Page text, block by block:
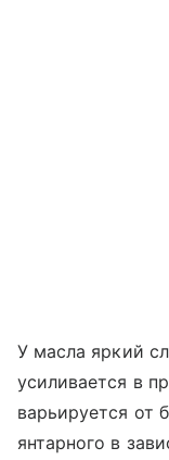
У масла яркий
усиливается в
варьируется от
янтарного в